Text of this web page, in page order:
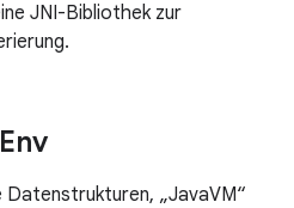
JNI-Bibliothek zur
„JavaVM“